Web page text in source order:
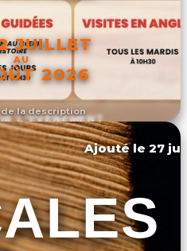
de la description
JUILLET
AU
2026
L'ÉVÉNEMENT
Ajouté le 27